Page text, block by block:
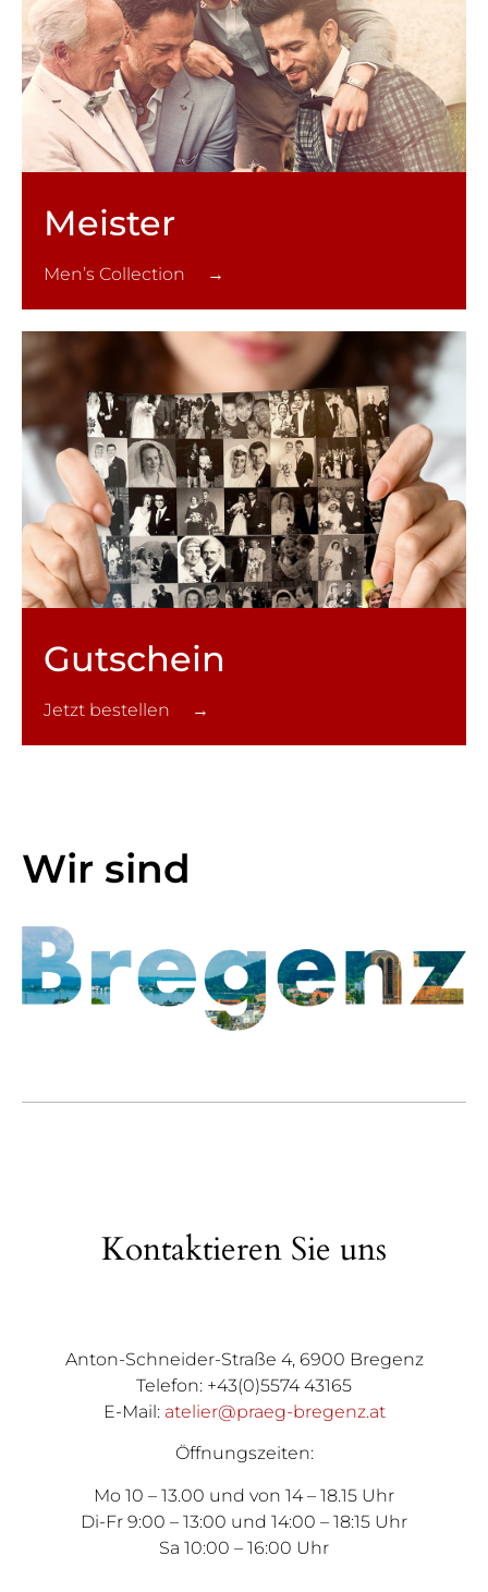
Meister
Men’s Collection →
Gutschein
Jetzt bestellen →
Wir sind
Kontaktieren Sie uns
Anton-Schneider-Straße 4, 6900 Bregenz
Telefon: +43(0)5574 43165
E-Mail: atelier@praeg-bregenz.at
Öffnungszeiten:
Mo 10 – 13.00 und von 14 – 18.15 Uhr
Di-Fr 9:00 – 13:00 und 14:00 – 18:15 Uhr
Sa 10:00 – 16:00 Uhr